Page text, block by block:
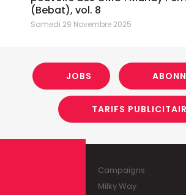
(Bebat), vol. 8
Samedi 29 Novembre 2025
JOBS
TARIFS
Campaigns
Milky Way